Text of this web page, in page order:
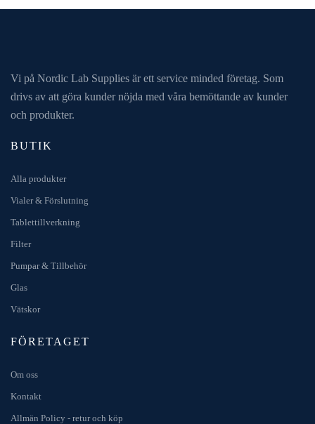
Vi på Nordic Lab Supplies är ett service minded företag. Som
drivs av att göra kunder nöjda med våra bemöttande av kunder
och produkter.
BUTIK
Alla produkter
Vialer & Förslutning
Tablettillverkning
Filter
Pumpar & Tillbehör
Glas
Vätskor
FÖRETAGET
Om oss
Kontakt
Allmän Policy - retur och köp